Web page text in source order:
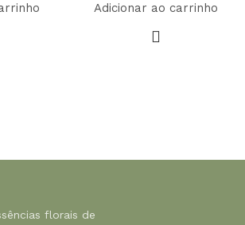
Adicionar ao carrinho
florais de